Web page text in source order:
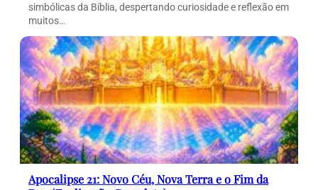
simbólicas da Bíblia, despertando curiosidade e reflexão em
muitos…
Apocalipse 21: Novo Céu, Nova Terra e o Fim da